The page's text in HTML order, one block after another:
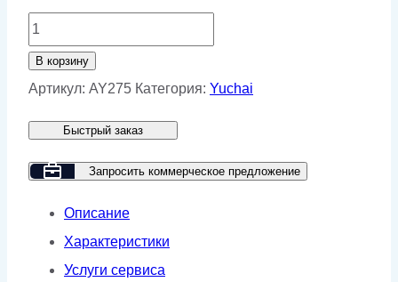
Количество
товара
Дизельный
Yuchai
GMP
В корзину
Артикул: AY275 Категория: Yuchai
Быстрый заказ
Запросить коммерческое предложение
Описание
Характеристики
Услуги сервиса